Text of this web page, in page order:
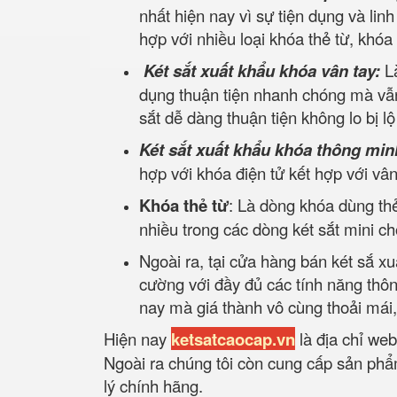
nhất hiện nay vì sự tiện dụng và
hợp với nhiều loại khóa thẻ từ,
Két sắt xuất khẩu khóa vân tay:
dụng thuận tiện nhanh chóng mà
sắt dễ dàng thuận tiện không lo bị
Két sắt xuất khẩu khóa thông
hợp với khóa điện tử kết hợp với
Khóa thẻ từ: Là dòng khóa dùng
nhiều trong các dòng két sắt mini
Ngoài ra, tại cửa hàng bán két sắ
cường với đầy đủ các tính năng
nay mà giá thành vô cùng thoải
Hiện nay ketsatcaocap.vn là địa chỉ
Ngoài ra chúng tôi còn cung cấp sản
lý chính hãng.